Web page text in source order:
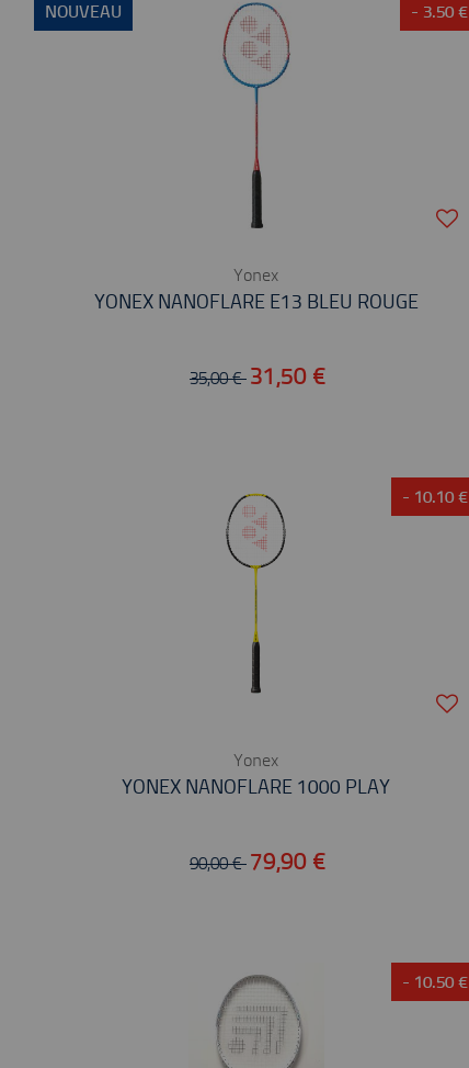
NOUVEAU - 3.50 €
Yonex
YONEX NANOFLARE E13 BLEU ROUGE
35,00 € 31,50 €
- 10.10 €
Yonex
YONEX NANOFLARE 1000 PLAY
90,00 € 79,90 €
- 10.50 €